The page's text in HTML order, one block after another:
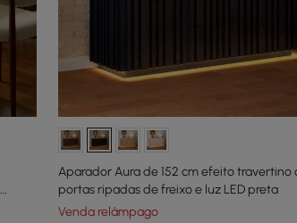
Aparador Aura de 152 cm efeito travertino
portas ripadas de freixo e luz LED preta
Venda relâmpago